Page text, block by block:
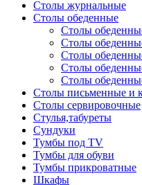
Столы журнальные
Столы обеденные
Столы
Столы
Столы
Столы
Столы
Столы письменные и
Столы сервировочные
Стулья,табуреты
Сундуки
Тумбы под TV
Тумбы для обуви
Тумбы прикроватные
Шкафы